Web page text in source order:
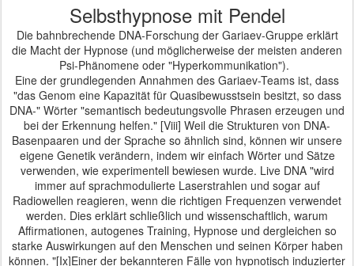
Selbsthypnose mit Pendel
Die bahnbrechende DNA-Forschung der Gariaev-Gruppe erklärt
die Macht der Hypnose (und möglicherweise der meisten anderen
Psi-Phänomene oder "Hyperkommunikation").
Eine der grundlegenden Annahmen des Gariaev-Teams ist, dass
"das Genom eine Kapazität für Quasibewusstsein besitzt, so dass
DNA-" Wörter "semantisch bedeutungsvolle Phrasen erzeugen und
bei der Erkennung helfen." [Viii] Weil die Strukturen von DNA-
Basenpaaren und der Sprache so ähnlich sind, können wir unsere
eigene Genetik verändern, indem wir einfach Wörter und Sätze
verwenden, wie experimentell bewiesen wurde. Live DNA "wird
immer auf sprachmodulierte Laserstrahlen und sogar auf
Radiowellen reagieren, wenn die richtigen Frequenzen verwendet
werden. Dies erklärt schließlich und wissenschaftlich, warum
Affirmationen, autogenes Training, Hypnose und dergleichen so
starke Auswirkungen auf den Menschen und seinen Körper haben
können. "[Ix]Einer der bekannteren Fälle von hypnotisch induzierter